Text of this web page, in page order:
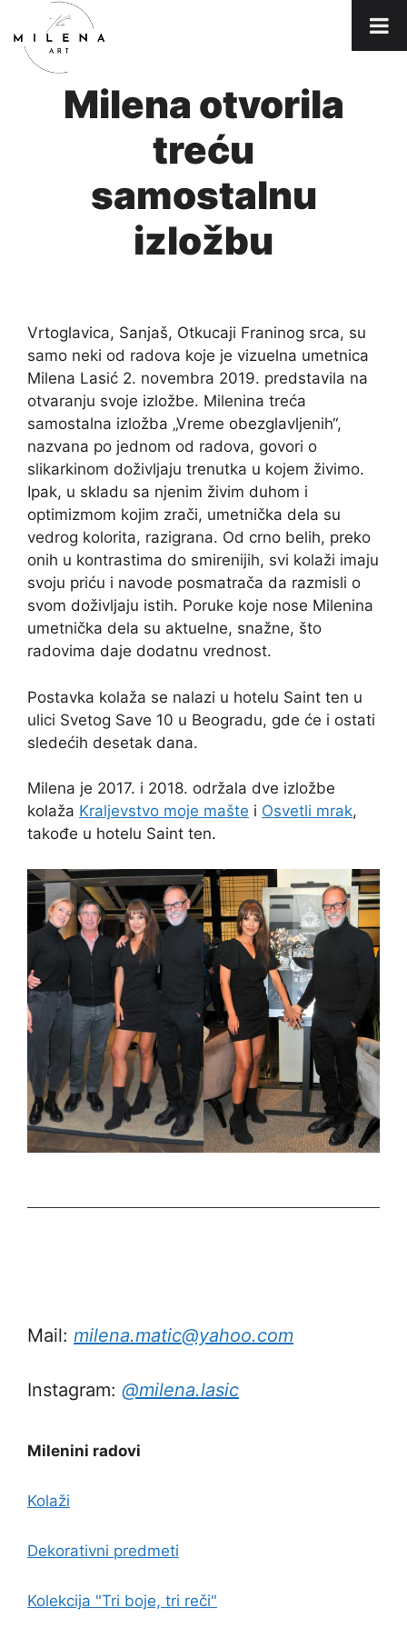
content
Milena otvorila
treću
samostalnu
izložbu
Vrtoglavica, Sanjaš, Otkucaji Franinog srca, su
samo neki od radova koje je vizuelna umetnica
Milena Lasić 2. novembra 2019. predstavila na
otvaranju svoje izložbe. Milenina treća
samostalna izložba „Vreme obezglavljenih“,
nazvana po jednom od radova, govori o
slikarkinom doživljaju trenutka u kojem živimo.
Ipak, u skladu sa njenim živim duhom i
optimizmom kojim zrači, umetnička dela su
vedrog kolorita, razigrana. Od crno belih, preko
onih u kontrastima do smirenijih, svi kolaži imaju
svoju priću i navode posmatrača da razmisli o
svom doživljaju istih. Poruke koje nose Milenina
umetnička dela su aktuelne, snažne, što
radovima daje dodatnu vrednost.
Postavka kolaža se nalazi u hotelu Saint ten u
ulici Svetog Save 10 u Beogradu, gde će i ostati
sledećih desetak dana.
Milena je 2017. i 2018. održala dve izložbe
kolaža Kraljevstvo moje mašte i Osvetli mrak,
takođe u hotelu Saint ten.
Mail: milena.matic@yahoo.com
Instagram: @milena.lasic
Milenini radovi
Kolaži
Dekorativni predmeti
Kolekcija "Tri boje, tri reči"